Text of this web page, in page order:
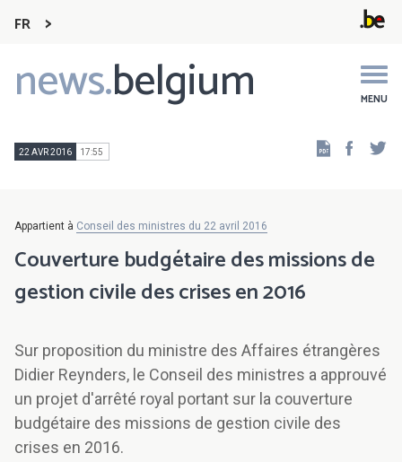
FR
news.belgium MENU
Main
navigation
22 AVR 2016 17:55
Appartient à Conseil des ministres du 22 avril 2016
Couverture budgétaire des missions de
gestion civile des crises en 2016
Sur proposition du ministre des Affaires étrangères
Didier Reynders, le Conseil des ministres a approuvé
un projet d'arrêté royal portant sur la couverture
budgétaire des missions de gestion civile des
crises en 2016.